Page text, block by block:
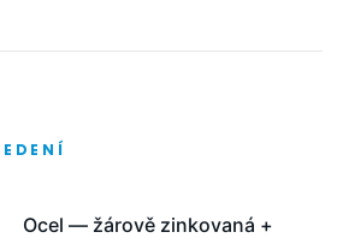
Ocel — žárově zinkovaná +